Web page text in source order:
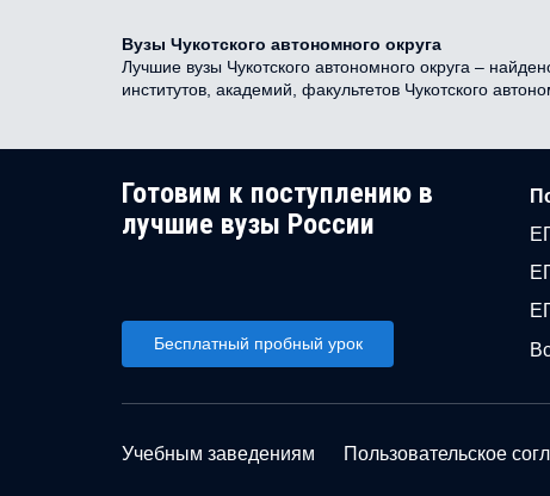
Вузы Чукотского автономного округа
Лучшие вузы Чукотского автономного округа –
институтов, академий, факультетов Чукотского
Готовим к поступлению в
лучшие вузы России
Бесплатный пробный урок
Учебным заведениям Пользовательское